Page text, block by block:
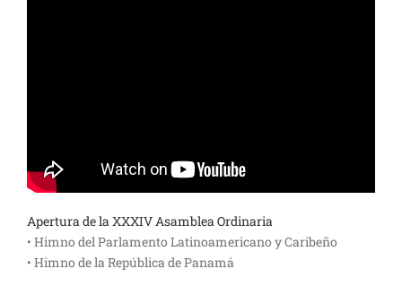
Apertura de la XXXIV Asamblea Ordinaria
• Himno del Parlamento Latinoamericano y Caribeño
• Himno de la República de Panamá